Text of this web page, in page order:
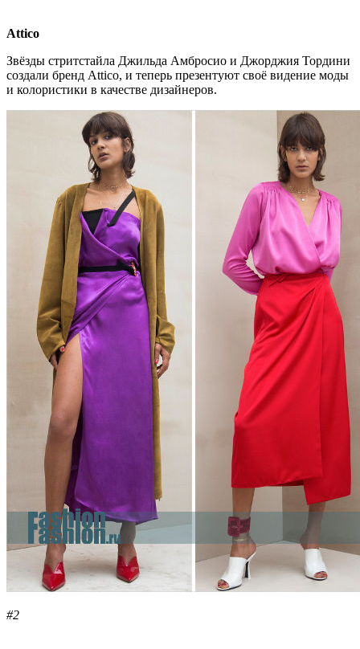
Attico
Звёзды стритстайла Джильда Амбросио и Джорджия Тордини
создали бренд Attico, и теперь презентуют своё видение моды
и колористики в качестве дизайнеров.
#2